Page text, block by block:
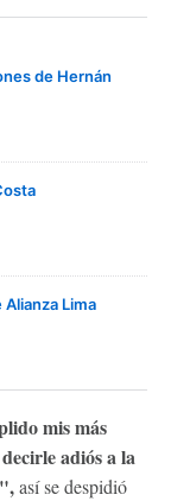
de Hernán
Lima
mis más
adiós a la
así se despidió